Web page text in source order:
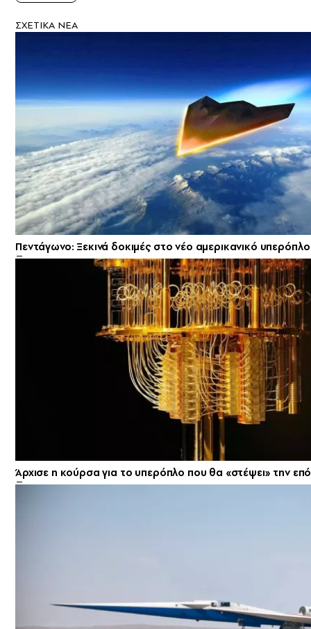
ΣXETIKA NEA
Πεντάγωνο: Ξεκινά δοκιμές στο νέο αμερικανικό υπερόπλο
Άρχισε η κούρσα για το υπερόπλο που θα «στέψει» την